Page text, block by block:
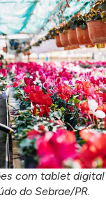
com tablet digital
do Sebrae/PR.